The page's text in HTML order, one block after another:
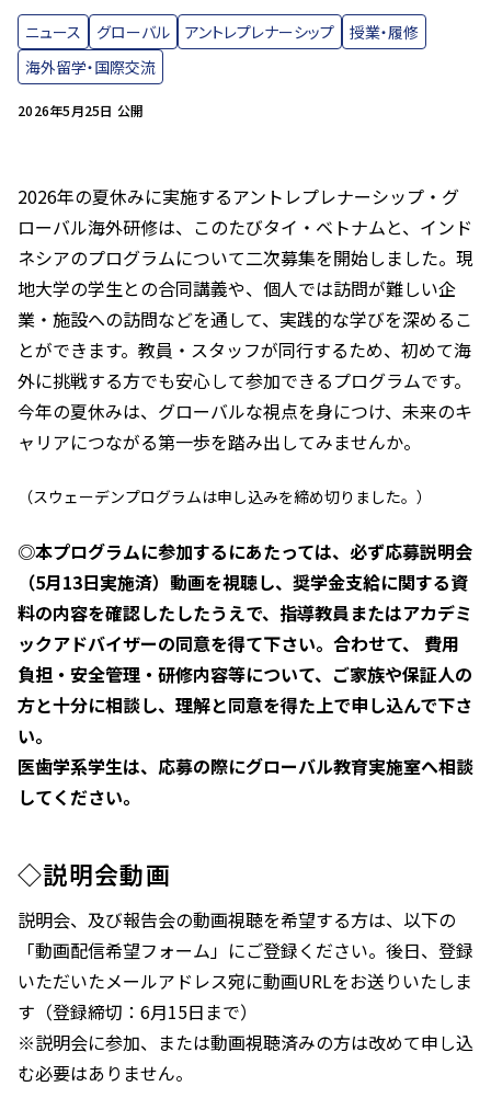
2026年5月25日 公開
ニュース グローバル アントレプレナーシップ
授業・履修
海外留学・国際交流
2026年の夏休みに実施するアントレプレナーシップ・グ
ローバル海外研修は、このたびタイ・ベトナムと、インド
ネシアのプログラムについて二次募集を開始しました。現
地大学の学生との合同講義や、個人では訪問が難しい企
業・施設への訪問などを通して、実践的な学びを深めるこ
とができます。教員・スタッフが同行するため、初めて海
外に挑戦する方でも安心して参加できるプログラムです。
今年の夏休みは、グローバルな視点を身につけ、未来のキ
ャリアにつながる第一歩を踏み出してみませんか。
（スウェーデンプログラムは申し込みを締め切りました。）
◎本プログラムに参加するにあたっては、必ず応募説明会
（5月13日実施済）動画を視聴し、奨学金支給に関する資
料の内容を確認したしたうえで、指導教員またはアカデミ
ックアドバイザーの同意を得て下さい。合わせて、 費用
負担・安全管理・研修内容等について、ご家族や保証人の
方と十分に相談し、理解と同意を得た上で申し込んで下さ
い。
医歯学系学生は、応募の際にグローバル教育実施室へ相談
してください。
◇説明会動画
説明会、及び報告会の動画視聴を希望する方は、以下の
「動画配信希望フォーム」にご登録ください。後日、登録
いただいたメールアドレス宛に動画URLをお送りいたしま
す（登録締切：6月15日まで）
※説明会に参加、または動画視聴済みの方は改めて申し込
む必要はありません。